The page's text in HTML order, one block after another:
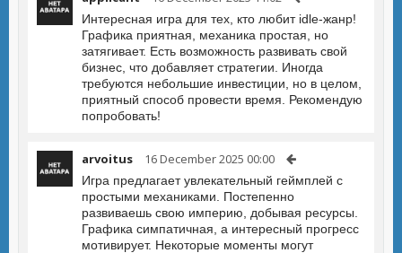
Интересная игра для тех, кто любит idle-жанр!
Графика приятная, механика простая, но
затягивает. Есть возможность развивать свой
бизнес, что добавляет стратегии. Иногда
требуются небольшие инвестиции, но в целом,
приятный способ провести время. Рекомендую
попробовать!
arvoitus 16 December 2025 00:00
Игра предлагает увлекательный геймплей с
простыми механиками. Постепенно
развиваешь свою империю, добывая ресурсы.
Графика симпатичная, а интересный прогресс
мотивирует. Некоторые моменты могут